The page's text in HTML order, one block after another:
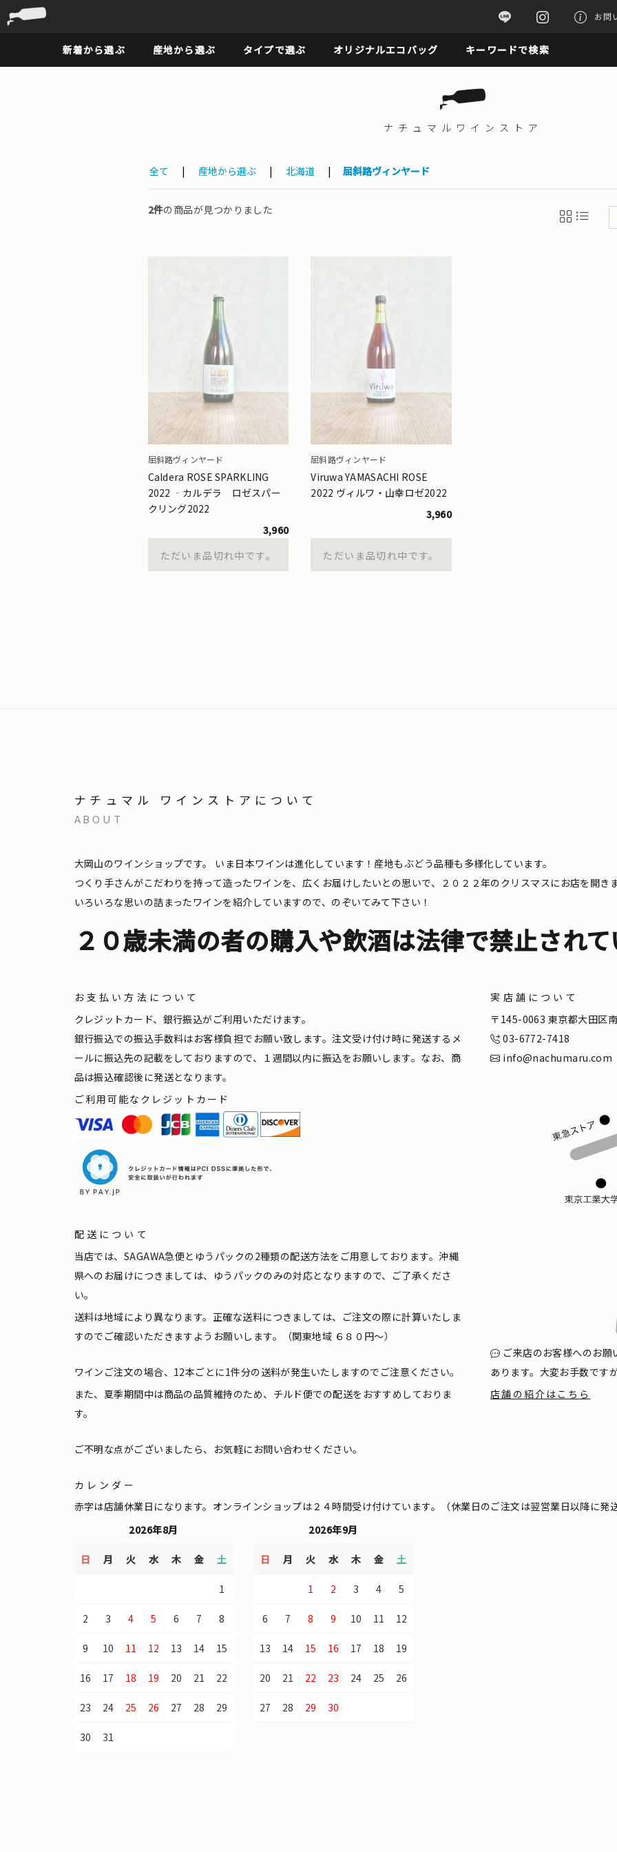
お問
新着から選ぶ 産地から選ぶ タイプで選ぶ オリジナルエコバッグ キーワードで検索
ナチュマル ワインストア
全て | 産地から選ぶ | 北海道 | 屈斜路ヴィンヤード
2件の商品が見つかりました
屈斜路ヴィンヤード
Caldera ROSE SPARKLING
2022 ‐カルデラ ロゼスパー
クリング2022
3,960
ただいま品切れ中です。
屈斜路ヴィンヤード
Viruwa YAMASACHI ROSE
2022 ヴィルワ・山幸ロゼ2022
3,960
ただいま品切れ中です。
ナチュマル ワインストアについて
ABOUT
大岡山のワインショップです。
いま日本ワインは進化しています！産地もぶどう品種も多様化しています。
つくり手さんがこだわりを持って造ったワインを、広くお届けしたいとの思いで、２０２２年のクリスマスにお店を開き
いろいろな思いの詰まったワインを紹介していますので、のぞいてみて下さい！
２０歳未満の者の購入や飲酒は法律で禁止され
お支払い方法について
クレジットカード、銀行振込がご利用いただけます。
銀行振込での振込手数料はお客様負担でお願い致します。注文受け付け時に発送するメ
ールに振込先の記載をしておりますので、１週間以内に振込をお願いします。なお、商
品は振込確認後に発送となります。
ご利用可能なクレジットカード
配送について
当店では、SAGAWA急便とゆうパックの2種類の配送方法をご用意しております。沖縄
県へのお届けにつきましては、ゆうパックのみの対応となりますので、ご了承くださ
い。
送料は地域により異なります。正確な送料につきましては、ご注文の際に計算いたしま
すのでご確認いただきますようお願いします。（関東地域 ６８０円〜）
ワインご注文の場合、12本ごとに1件分の送料が発生いたしますのでご注意ください。
また、夏季期間中は商品の品質維持のため、チルド便での配送をおすすめしておりま
す。
ご不明な点がございましたら、お気軽にお問い合わせください。
実店舗について
〒145-0063 東京都大田区
03-6772-7418
info@nachumaru.com
ご来店のお客様へのお
あります。大変お手数です
店舗の紹介はこちら
カレンダー
赤字は店舗休業日になります。オンラインショップは２４時間受け付けています。（休業日のご注文は翌営業日以降に発
2026年8月
日 月 火 水 木 金 土
1
2 3 4 5 6 7 8
9 10 11 12 13 14 15
16 17 18 19 20 21 22
23 24 25 26 27 28 29
30 31
2026年9月
日 月 火 水 木 金 土
1 2 3 4 5
6 7 8 9 10 11 12
13 14 15 16 17 18 19
20 21 22 23 24 25 26
27 28 29 30